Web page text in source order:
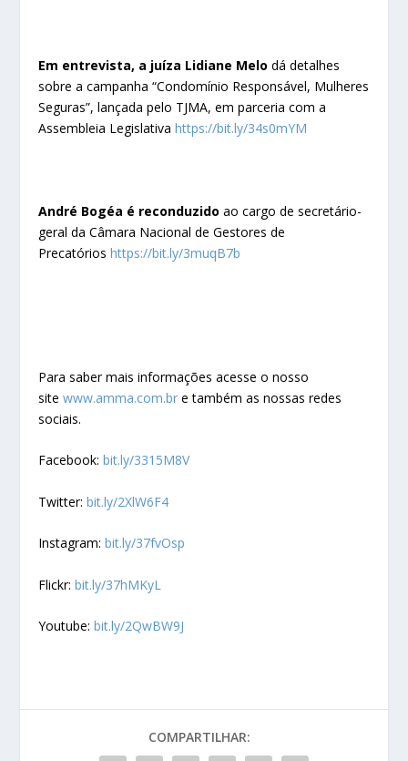
Em entrevista, a juíza Lidiane Melo dá detalhes
sobre a campanha “Condomínio Responsável, Mulheres
Seguras”, lançada pelo TJMA, em parceria com a
Assembleia Legislativahttps://bit.ly/34s0mYM
André Bogéa é reconduzido ao cargo de secretário-
geral da Câmara Nacional de Gestores de
Precatórioshttps://bit.ly/3muqB7b
Para saber mais informações acesse o nosso
sitewww.amma.com.br e também as nossas redes
sociais.
Facebook:bit.ly/3315M8V
Twitter:bit.ly/2XlW6F4
Instagram:bit.ly/37fvOsp
Flickr:bit.ly/37hMKyL
Youtube:bit.ly/2QwBW9J
COMPARTILHAR: